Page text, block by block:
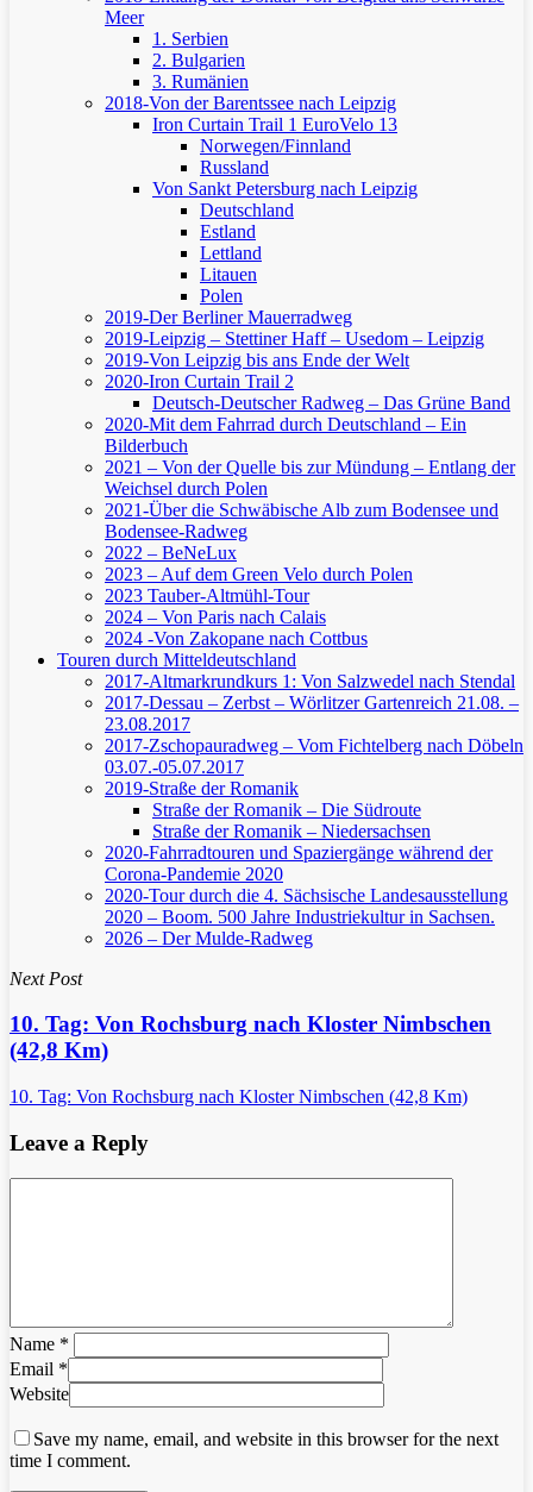
Meer
1. Serbien
2. Bulgarien
3. Rumänien
2018-Von der Barentssee nach Leipzig
Iron Curtain Trail 1 EuroVelo 13
Norwegen/Finnland
Russland
Von Sankt Petersburg nach Leipzig
Deutschland
Estland
Lettland
Litauen
Polen
2019-Der Berliner Mauerradweg
2019-Leipzig – Stettiner Haff – Usedom – Leipzig
2019-Von Leipzig bis ans Ende der Welt
2020-Iron Curtain Trail 2
Deutsch-Deutscher Radweg – Das Grüne Band
2020-Mit dem Fahrrad durch Deutschland – Ein
Bilderbuch
2021 – Von der Quelle bis zur Mündung – Entlang der
Weichsel durch Polen
2021-Über die Schwäbische Alb zum Bodensee und
Bodensee-Radweg
2022 – BeNeLux
2023 – Auf dem Green Velo durch Polen
2023 Tauber-Altmühl-Tour
2024 – Von Paris nach Calais
2024 -Von Zakopane nach Cottbus
Touren durch Mitteldeutschland
2017-Altmarkrundkurs 1: Von Salzwedel nach Stendal
2017-Dessau – Zerbst – Wörlitzer Gartenreich 21.08. –
23.08.2017
2017-Zschopauradweg – Vom Fichtelberg nach Döbeln
03.07.-05.07.2017
2019-Straße der Romanik
Straße der Romanik – Die Südroute
Straße der Romanik – Niedersachsen
2020-Fahrradtouren und Spaziergänge während der
Corona-Pandemie 2020
2020-Tour durch die 4. Sächsische Landesausstellung
2020 – Boom. 500 Jahre Industriekultur in Sachsen.
2026 – Der Mulde-Radweg
Next Post
10. Tag: Von Rochsburg nach Kloster Nimbschen
(42,8 Km)
10. Tag: Von Rochsburg nach Kloster Nimbschen (42,8 Km)
Leave a Reply
Name *
Email *
Website
Save my name, email, and website in this browser for the next
time I comment.